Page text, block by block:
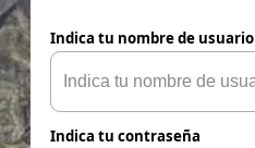
Indica tu nombre de usuario
Indica tu contraseña